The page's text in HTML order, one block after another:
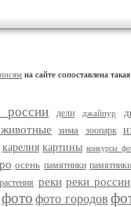
на сайте сопоставлена
россии дели джайпур
зима зоопарк
карелия картины конкурсы
осень памятники
растения реки реки россии
фото фото городов